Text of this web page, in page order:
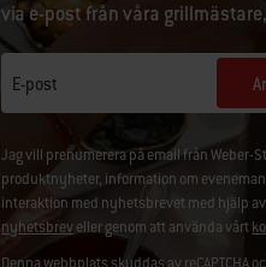
via e-post från våra
E-post
Jag vill prenumerera på email från Weber-
produktnyheter, information om
interaktion med nyhetsbrevet med hjälp
nyhetsbreveller genom att använda vårt